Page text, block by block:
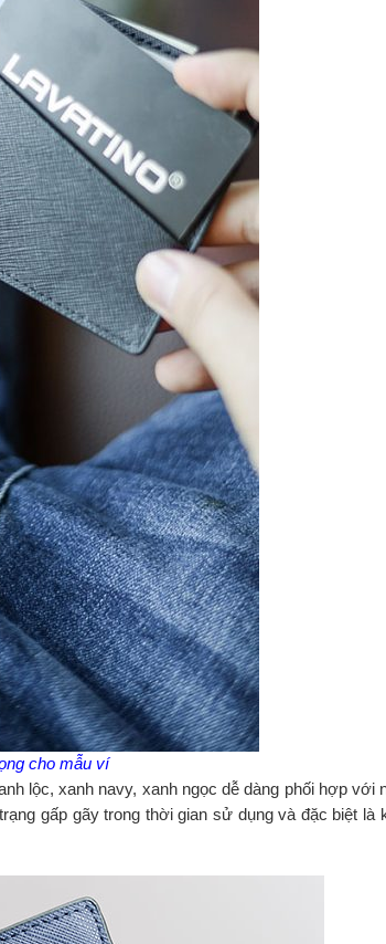
cho mẫu ví
lộc, xanh navy, xanh ngọc dễ dàng phối hợp với
gấp gãy trong thời gian sử dụng và đặc biệt là